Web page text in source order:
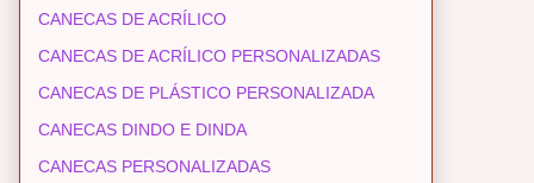
CANECAS DE ACRÍLICO
CANECAS DE ACRÍLICO PERSONALIZADAS
CANECAS DE PLÁSTICO PERSONALIZADA
CANECAS DINDO E DINDA
CANECAS PERSONALIZADAS